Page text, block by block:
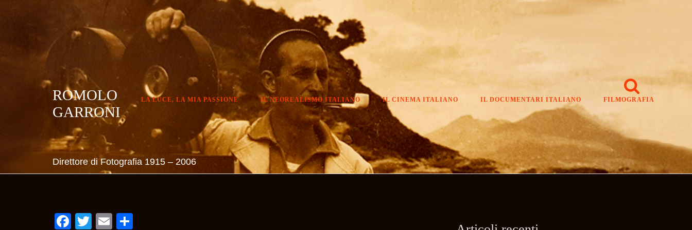
ROMOLO
GARRONI
Direttore di Fotografia 1915 – 2006
LA LUCE, LA MIA PASSIONE IL NEOREALISMO ITALIANO IL CINEMA ITALIANO IL DOCUMENTARI ITALIANO FILMOGRAFIA
Facebook
Twitter
Email